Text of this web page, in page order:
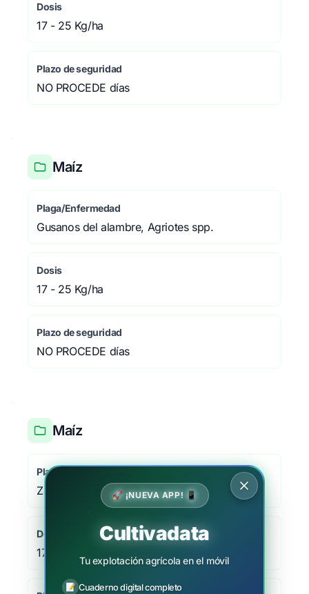
Dosis
17 - 25 Kg/ha
Plazo de seguridad
NO PROCEDE días
Maíz
Plaga/Enfermedad
Gusanos del alambre, Agriotes spp.
Dosis
17 - 25 Kg/ha
Plazo de seguridad
NO PROCEDE días
Maíz
Plaga/Enfermedad
Zabro de los cereales, Zabrus tenebrioides
Dosis
17 - 25 Kg/ha
🚀 ¡NUEVA APP! 📱
Cultivadata
Tu explotación agrícola en el móvil
📝 Cuaderno digital completo